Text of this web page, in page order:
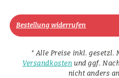
Bestellung widerrufen
* Alle Preise inkl. gesetzl.
Versandkosten und ggf.
nicht anders